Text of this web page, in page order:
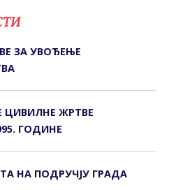
ЗА УВОЂЕЊЕ
ЦИВИЛНЕ ЖРТВЕ
ГОДИНЕ
НА ПОДРУЧЈУ ГРАДА